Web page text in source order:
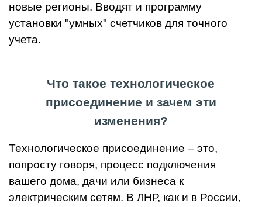
новые регионы. Вводят и программу
установки "умных" счетчиков для точного
учета.
Что такое технологическое
присоединение и зачем эти
изменения?
Технологическое присоединение – это,
попросту говоря, процесс подключения
вашего дома, дачи или бизнеса к
электрическим сетям. В ЛНР, как и в России,